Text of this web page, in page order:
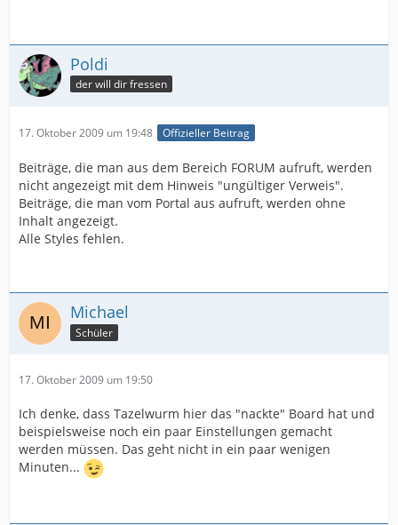
Poldi
der will dir fressen
17. Oktober 2009 um 19:48 Offizieller Beitrag
Beiträge, die man aus dem Bereich FORUM aufruft, werden
nicht angezeigt mit dem Hinweis "ungültiger Verweis".
Beiträge, die man vom Portal aus aufruft, werden ohne
Inhalt angezeigt.
Alle Styles fehlen.
Michael
Schüler
17. Oktober 2009 um 19:50
Ich denke, dass Tazelwurm hier das "nackte" Board hat und
beispielsweise noch ein paar Einstellungen gemacht
werden müssen. Das geht nicht in ein paar wenigen
Minuten...